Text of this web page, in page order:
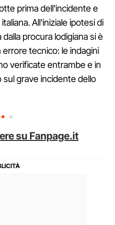
prima dell'incidente e
All'iniziale ipotesi di
procura lodigiana si è
tecnico: le indagini
verificate entrambe e in
grave incidente dello
su Fanpage.it